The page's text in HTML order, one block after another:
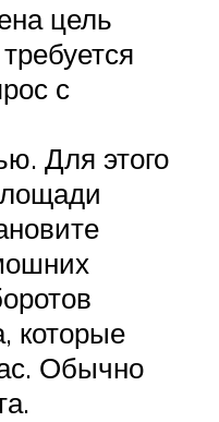
цель
с
Для этого
которые
Обычно